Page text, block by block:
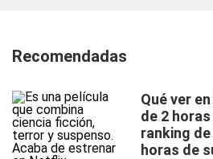
Recomendadas
Qué ver
de 2
ranking
horas de